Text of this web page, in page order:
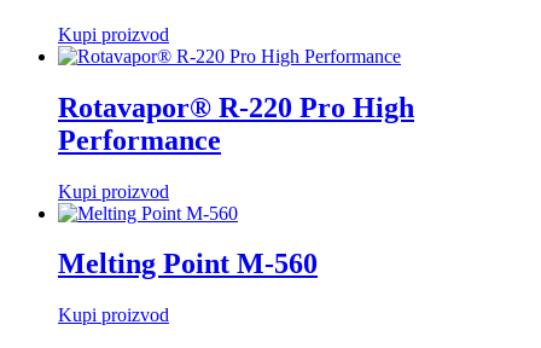
Kupi proizvod
Rotavapor® R-220 Pro High
Performance
Kupi proizvod
Melting Point M-560
Kupi proizvod